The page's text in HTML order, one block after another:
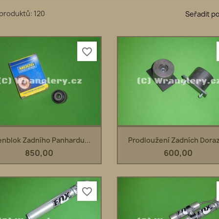
120 Seřadit
 Rychlý náhled
Zadního Panhardu...
850,00
favorite_border
Rychlý náhled
Prodloužení Zadních
600,00
favorite_border